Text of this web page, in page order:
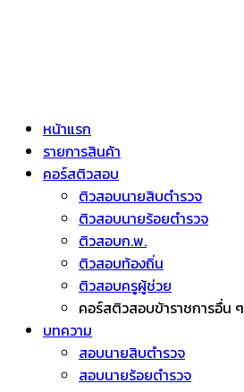
หน้าแรก
รายการสินค้า
คอร์สติวสอบ
ติวสอบนายสิบตำรวจ
ติวสอบนายร้อยตำรวจ
ติวสอบก.พ.
ติวสอบท้องถิ่น
ติวสอบครูผู้ช่วย
คอร์สติวสอบข้าราชการอื่น ๆ
บทความ
สอบนายสิบตำรวจ
สอบนายร้อยตำรวจ